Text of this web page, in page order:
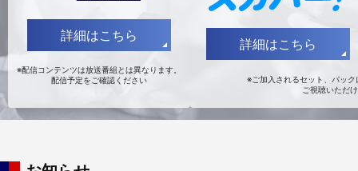
詳細はこちら
※配信コンテンツは放送番組とは異なります。
配信予定をご確認ください
詳細はこちら
※ご加入されるセット、パッ
ご視聴いただ